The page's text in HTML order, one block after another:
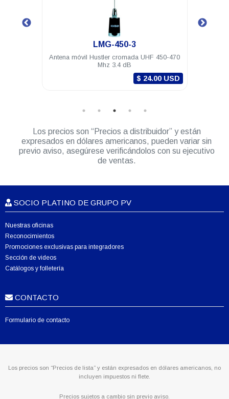
Antena móvil Hustler cromada UHF 450-470
Antena móvil
Los precios son “Precios a distribuidor” y están
expresados en dólares americanos, pueden variar sin
previo aviso, asegúrese verificándolos con su ejecutivo
de ventas.
SOCIO PLATINO DE GRUPO PV
Nuestras oficinas
Reconocimientos
Promociones exclusivas para integradores
Sección de videos
Catálogos y folletería
CONTACTO
Formulario de contacto
Los precios son “Precios de lista” y están expresados en dólares americanos, no
incluyen impuestos ni flete.
Precios sujetos a cambio sin previo aviso.